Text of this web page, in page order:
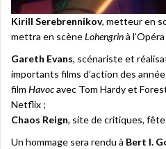
Kirill Serebrennikov, metteur en
mettra en scèneLohengrinà
Gareth Evans, scénariste et
importants films d’action des
film Havocavec Tom Hardy et
Netflix ;
Chaos Reign, site de critiques, fête
Un hommage sera rendu à Bert I.